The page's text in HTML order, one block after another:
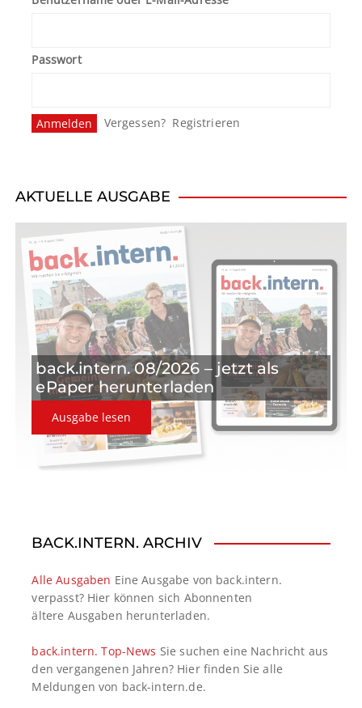
Passwort
Vergessen? Registrieren
AKTUELLE AUSGABE
back.intern. 08/2026 – jetzt als
ePaper herunterladen
Ausgabe lesen
BACK.INTERN. ARCHIV
Alle Ausgaben Eine Ausgabe von back.intern.
verpasst? Hier können sich Abonnenten
ältere Ausgaben herunterladen.
back.intern. Top-News Sie suchen eine Nachricht aus
den vergangenen Jahren? Hier finden Sie alle
Meldungen von back-intern.de.